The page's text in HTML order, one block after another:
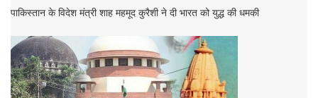
पाकिस्तान के विदेश मंत्री शाह महमूद कुरैशी ने दी भारत को युद्ध की धमकी